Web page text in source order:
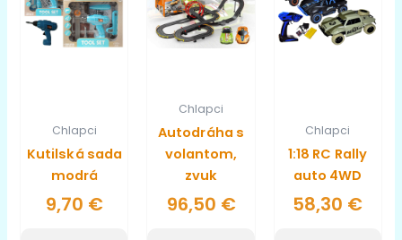
Chlapci
Kutilská sada
modrá
9,70 €
Chlapci
Autodráha s
volantom,
zvuk
96,50 €
Chlapci
1:18 RC Rally
auto 4WD
58,30 €